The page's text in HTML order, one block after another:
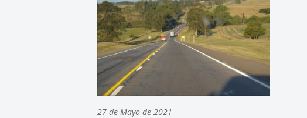
27 de Mayo de 2021